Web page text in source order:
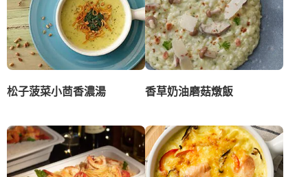
松子菠菜小茴香濃湯 香草奶油磨菇燉飯